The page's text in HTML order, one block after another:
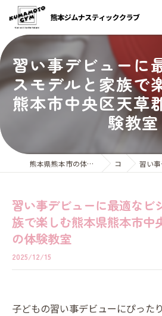
習い事デビューに
スモデルと家族で
熊本市中央区天草
験教室
熊本県熊本市の体操教室なら熊本ジムナスティッククラブ コラム 習い事デビューに
習い事デビューに最適なビ
族で楽しむ熊本県熊本市中
の体験教室
2025/12/15
子どもの習い事デビューにぴった